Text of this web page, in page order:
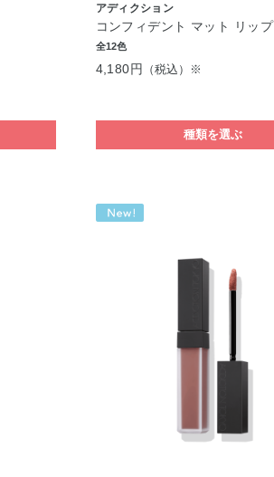
アディクション
コンフィデント マット リップ
全12色
4,180円 （税込）※
種類を選ぶ